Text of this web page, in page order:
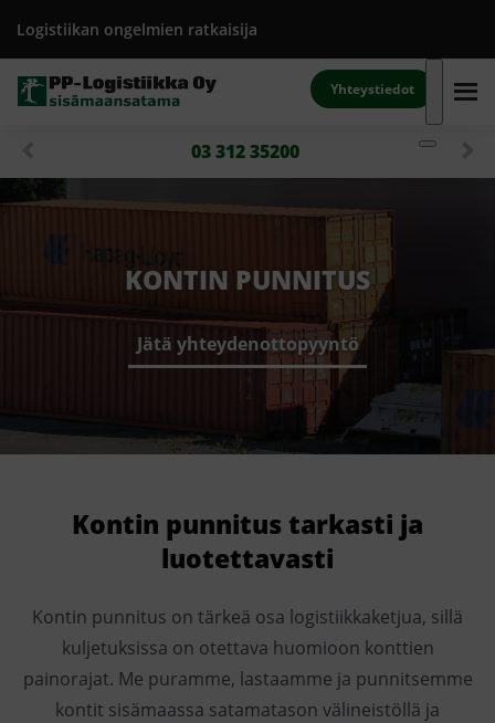
Logistiikan ongelmien ratkaisija
Yhteystiedot
03 312 35200
KONTIN PUNNITUS
Jätä yhteydenottopyyntö
Kontin punnitus tarkasti ja
luotettavasti
Kontin punnitus on tärkeä osa logistiikkaketjua, sillä
kuljetuksissa on otettava huomioon konttien
painorajat. Me puramme, lastaamme ja punnitsemme
kontit sisämaassa satamatason välineistöllä ja